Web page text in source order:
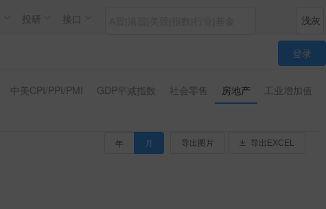
投研 接口
登录
中美CPI/PPI/PMI GDP平减指数 社会零售 房地产
工业增加值
年 月 导出图片 导出EXCEL